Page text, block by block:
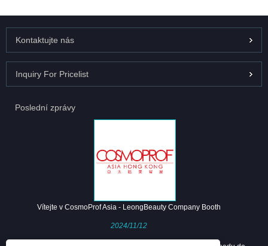
Kontaktujte nás
Inquiry For Pricelist
Poslední zprávy
Vítejte v CosmoProf Asia - LeongBeauty Company Booth
2024/11/12